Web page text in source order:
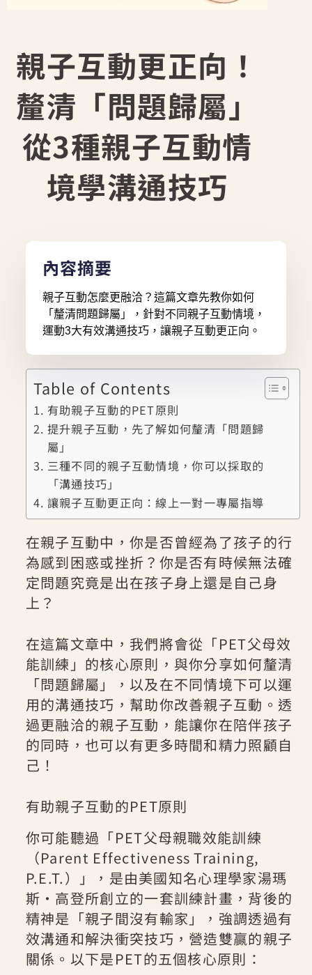
親子互動更正向！
釐清「問題歸屬」
從3種親子互動情
境學溝通技巧
內容摘要
親子互動怎麼更融洽？這篇文章先教你如何
「釐清問題歸屬」，針對不同親子互動情境，
運動3大有效溝通技巧，讓親子互動更正向。
Table of Contents
有助親子互動的PET原則
提升親子互動，先了解如何釐清「問題歸
屬」
三種不同的親子互動情境，你可以採取的
「溝通技巧」
讓親子互動更正向：線上一對一專屬指導
在親子互動中，你是否曾經為了孩子的行
為感到困惑或挫折？你是否有時候無法確
定問題究竟是出在孩子身上還是自己身
上？
在這篇文章中，我們將會從「PET父母效
能訓練」的核心原則，與你分享如何釐清
「問題歸屬」，以及在不同情境下可以運
用的溝通技巧，幫助你改善親子互動。透
過更融洽的親子互動，能讓你在陪伴孩子
的同時，也可以有更多時間和精力照顧自
己！
有助親子互動的PET原則
你可能聽過「PET父母親職效能訓練
（Parent Effectiveness Training,
P.E.T.）」，是由美國知名心理學家湯瑪
斯・高登所創立的一套訓練計畫，背後的
精神是「親子間沒有輸家」，強調透過有
效溝通和解決衝突技巧，營造雙贏的親子
關係。以下是PET的五個核心原則：